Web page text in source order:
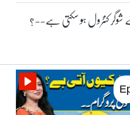
کنٹرول ہو سکتی ہے--؟